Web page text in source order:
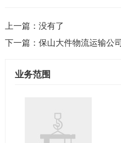
上一篇： 没有了
下一篇： 保山大件物流运输公司
业务范围